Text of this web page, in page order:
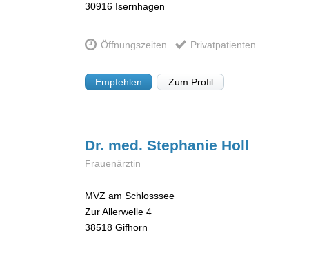
30916 Isernhagen
Öffnungszeiten Privatpatienten
Empfehlen Zum Profil
Dr. med. Stephanie Holl
Frauenärztin
MVZ am Schlosssee
Zur Allerwelle 4
38518 Gifhorn